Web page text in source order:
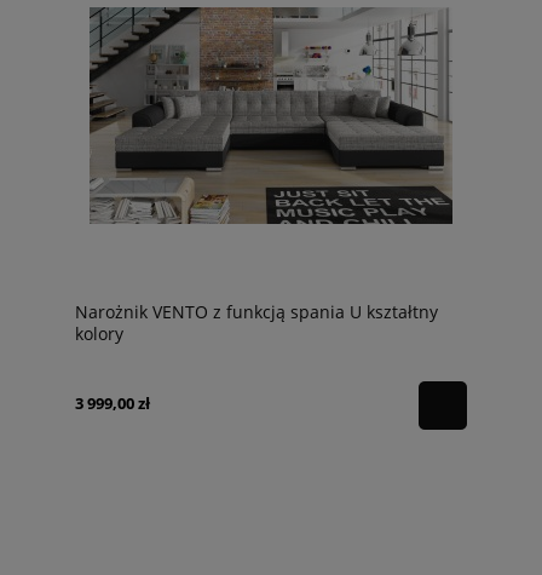
Narożnik VENTO z funkcją spania U kształtny
kolory
3 999,00 zł